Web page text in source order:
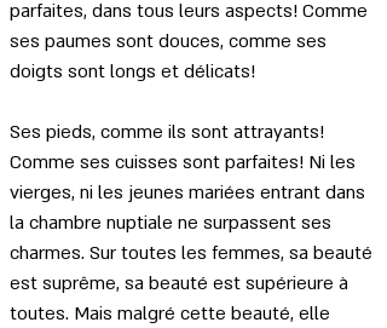
parfaites, dans tous leurs aspects! Comme
ses paumes sont douces, comme ses
doigts sont longs et délicats!
Ses pieds, comme ils sont attrayants!
Comme ses cuisses sont parfaites! Ni les
vierges, ni les jeunes mariées entrant dans
la chambre nuptiale ne surpassent ses
charmes. Sur toutes les femmes, sa beauté
est suprême, sa beauté est supérieure à
toutes. Mais malgré cette beauté, elle